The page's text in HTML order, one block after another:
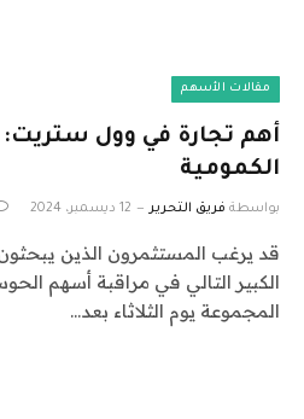
مقالات الأسهم
أهم تجارة في وول
الكمومية
بواسطة فريق التحرير 12 ديسمبر، 2024
قد يرغب المستثمرون الذين يبحثون
الكبير التالي في مراقبة أسهم
المجموعة يوم الثلاثاء بعد…